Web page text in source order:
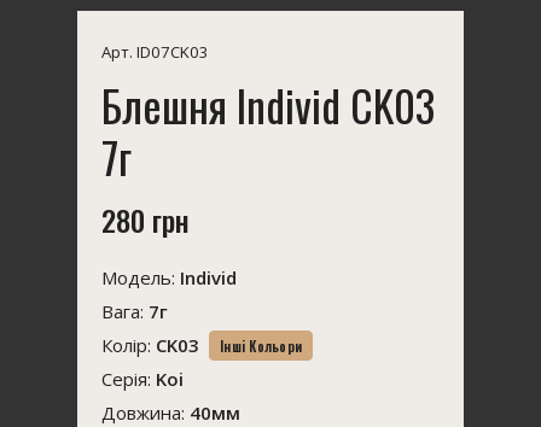
Арт. ID07CK03
Блешня Individ CK03
7г
280 грн
Модель: Individ
Вага: 7г
Колір: CK03 Інші Кольори
Серія: Koi
Довжина: 40мм